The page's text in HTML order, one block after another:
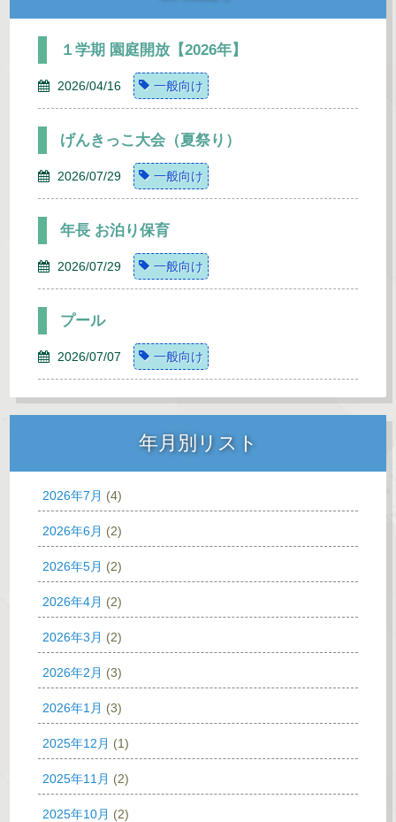
１学期 園庭開放【2026年】
2026/04/16 一般向け
げんきっこ大会（夏祭り）
2026/07/29 一般向け
年長 お泊り保育
2026/07/29 一般向け
プール
2026/07/07 一般向け
年月別リスト
2026年7月 (4)
2026年6月 (2)
2026年5月 (2)
2026年4月 (2)
2026年3月 (2)
2026年2月 (3)
2026年1月 (3)
2025年12月 (1)
2025年11月 (2)
2025年10月 (2)